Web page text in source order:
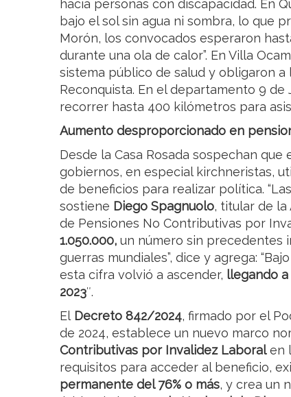
hacia personas con discapacidad. En
bajo el sol sin agua ni sombra, lo que
Morón, los convocados esperaron
durante una ola de calor”. En Villa
sistema público de salud y obligaron a
Reconquista. En el departamento 9 de
recorrer hasta 400 kilómetros para
Aumento desproporcionado en
Desde la Casa Rosada sospechan
gobiernos, en especial kirchneristas,
de beneficios para realizar política.
sostiene Diego Spagnuolo, titular de la
de Pensiones No Contributivas por
1.050.000, un número sin precedentes
guerras mundiales”, dice y agrega:
esta cifra volvió a ascender, llegando a
2023″.
El Decreto 842/2024, firmado por el
de 2024, establece un nuevo marco
Contributivas por Invalidez Laboralen
requisitos para acceder al beneficio,
permanente del 76% o más, y crea un